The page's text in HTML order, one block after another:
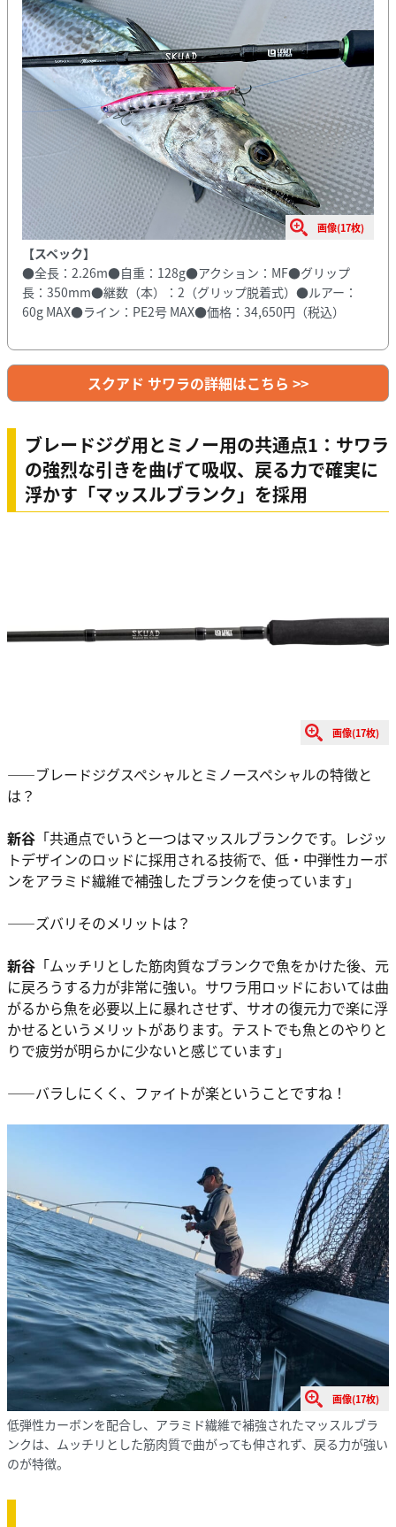
画像(17枚)
【スペック】
●全長：2.26m●自重：128g●アクション：MF●グリップ
長：350mm●継数（本）：2（グリップ脱着式）●ルアー：
60g MAX●ライン：PE2号 MAX●価格：34,650円（税込）
スクアド サワラの詳細はこちら >>
ブレードジグ用とミノー用の共通点1：サワラ
の強烈な引きを曲げて吸収、戻る力で確実に
浮かす「マッスルブランク」を採用
画像(17枚)
――ブレードジグスペシャルとミノースペシャルの特徴と
は？
新谷 「共通点でいうと一つはマッスルブランクです。レジッ
トデザインのロッドに採用される技術で、低・中弾性カーボ
ンをアラミド繊維で補強したブランクを使っています」
――ズバリそのメリットは？
新谷 「ムッチリとした筋肉質なブランクで魚をかけた後、元
に戻ろうする力が非常に強い。サワラ用ロッドにおいては曲
がるから魚を必要以上に暴れさせず、サオの復元力で楽に浮
かせるというメリットがあります。テストでも魚とのやりと
りで疲労が明らかに少ないと感じています」
――バラしにくく、ファイトが楽ということですね！
画像(17枚)
低弾性カーボンを配合し、アラミド繊維で補強されたマッスルブラ
ンクは、ムッチリとした筋肉質で曲がっても伸されず、戻る力が強い
のが特徴。